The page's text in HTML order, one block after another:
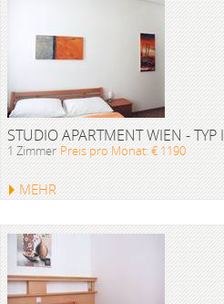
STUDIO APARTMENT WIEN - TYP I
1 Zimmer Preis pro Monat: € 1190
MEHR